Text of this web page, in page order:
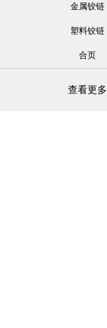
金属铰链
塑料铰链
合页
查看更多